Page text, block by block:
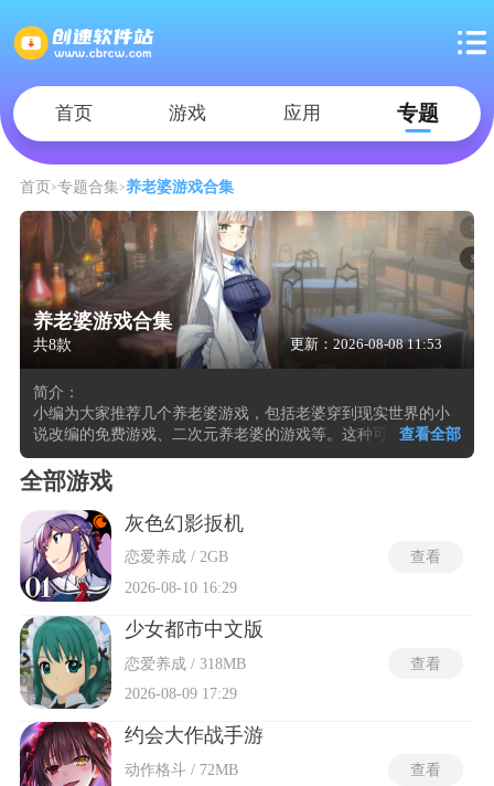
首页 游戏 应用 专题
首页 专题合集 养老婆游戏合集
养老婆游戏合集
共8款 更新：2026-08-08 11:53
简介：
小编为大家推荐几个养老婆游戏，包括老婆穿到现实世界的小
说改编的免费游戏、二次元养老婆的游戏等。这种可以在手机
上养老婆的游戏将一名或多名具有独立立绘、专属配音及背景
故事的女性角色作为核心交互对象，玩家通过每日签到、赠送
礼物、安排课程训练、完成约会任务等方式积累好感度与亲密
度数值，数值每跨越一个预设阶段便会解锁新的语音台词、动
态壁纸、专属剧情章节或限定皮肤外观。部分养老婆的游戏还
集成了触摸反馈、AR合影、语音闹钟提醒及桌面小组件等辅助
功能模块，使虚拟角色从单一屏幕画面延伸至日常生活的时间
节点中，整套体验建立在长期陪伴与资源积累的情感投射之
上，不强调竞技对抗或强制操作要求。
查看全部
全部游戏
灰色幻影扳机
恋爱养成 / 2GB
2026-08-10 16:29
查看
少女都市中文版
恋爱养成 / 318MB
2026-08-09 17:29
查看
约会大作战手游
动作格斗 / 72MB
查看